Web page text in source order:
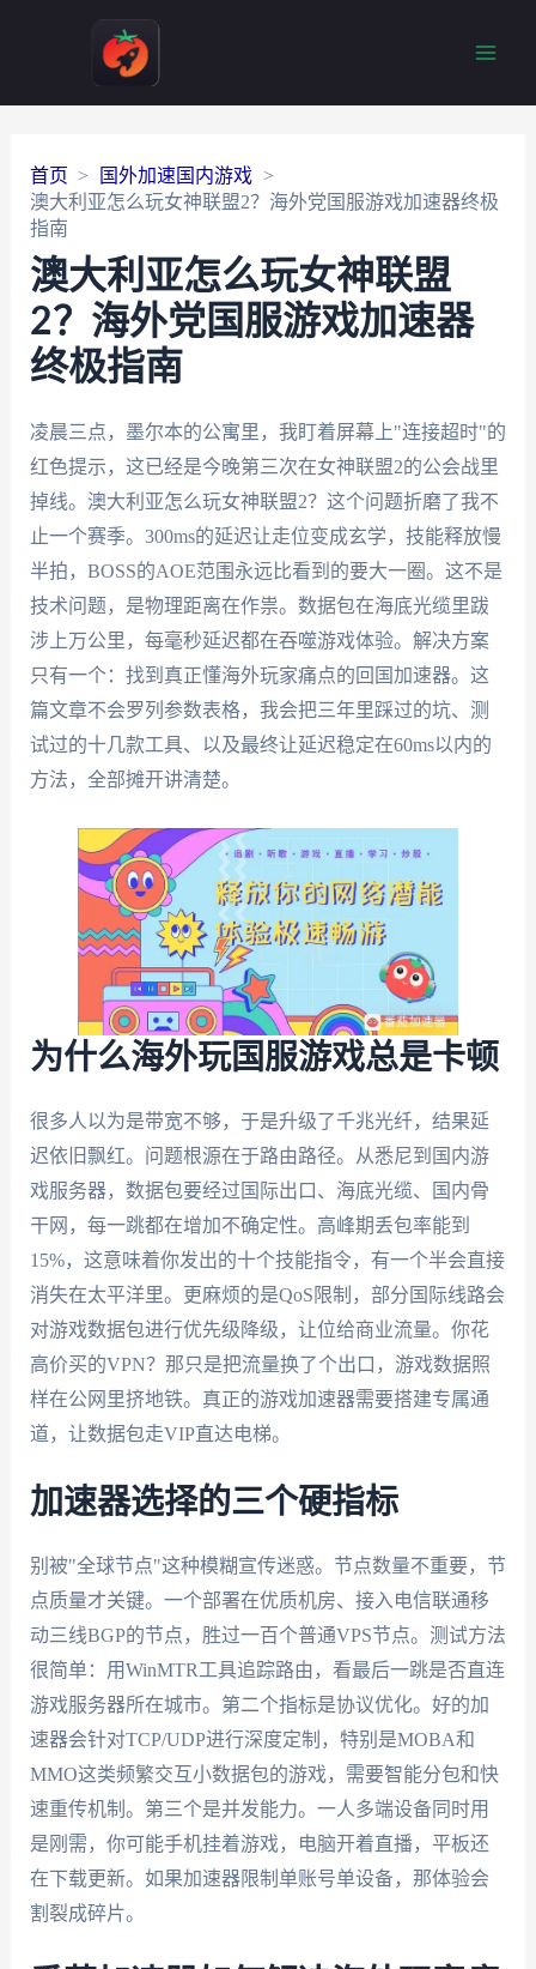
首页
国外加速国内游戏
澳大利亚怎么玩女神联盟2？海外党国服游戏加速器终极
指南
澳大利亚怎么玩女神联盟
2？海外党国服游戏加速器
终极指南
凌晨三点，墨尔本的公寓里，我盯着屏幕上"连接超时"的
红色提示，这已经是今晚第三次在女神联盟2的公会战里
掉线。澳大利亚怎么玩女神联盟2？这个问题折磨了我不
止一个赛季。300ms的延迟让走位变成玄学，技能释放慢
半拍，BOSS的AOE范围永远比看到的要大一圈。这不是
技术问题，是物理距离在作祟。数据包在海底光缆里跋
涉上万公里，每毫秒延迟都在吞噬游戏体验。解决方案
只有一个：找到真正懂海外玩家痛点的回国加速器。这
篇文章不会罗列参数表格，我会把三年里踩过的坑、测
试过的十几款工具、以及最终让延迟稳定在60ms以内的
方法，全部摊开讲清楚。
为什么海外玩国服游戏总是卡顿
很多人以为是带宽不够，于是升级了千兆光纤，结果延
迟依旧飘红。问题根源在于路由路径。从悉尼到国内游
戏服务器，数据包要经过国际出口、海底光缆、国内骨
干网，每一跳都在增加不确定性。高峰期丢包率能到
15%，这意味着你发出的十个技能指令，有一个半会直接
消失在太平洋里。更麻烦的是QoS限制，部分国际线路会
对游戏数据包进行优先级降级，让位给商业流量。你花
高价买的VPN？那只是把流量换了个出口，游戏数据照
样在公网里挤地铁。真正的游戏加速器需要搭建专属通
道，让数据包走VIP直达电梯。
加速器选择的三个硬指标
别被"全球节点"这种模糊宣传迷惑。节点数量不重要，节
点质量才关键。一个部署在优质机房、接入电信联通移
动三线BGP的节点，胜过一百个普通VPS节点。测试方法
很简单：用WinMTR工具追踪路由，看最后一跳是否直连
游戏服务器所在城市。第二个指标是协议优化。好的加
速器会针对TCP/UDP进行深度定制，特别是MOBA和
MMO这类频繁交互小数据包的游戏，需要智能分包和快
速重传机制。第三个是并发能力。一人多端设备同时用
是刚需，你可能手机挂着游戏，电脑开着直播，平板还
在下载更新。如果加速器限制单账号单设备，那体验会
割裂成碎片。